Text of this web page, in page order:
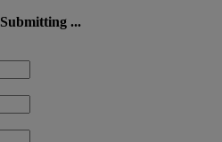
Submitting ...